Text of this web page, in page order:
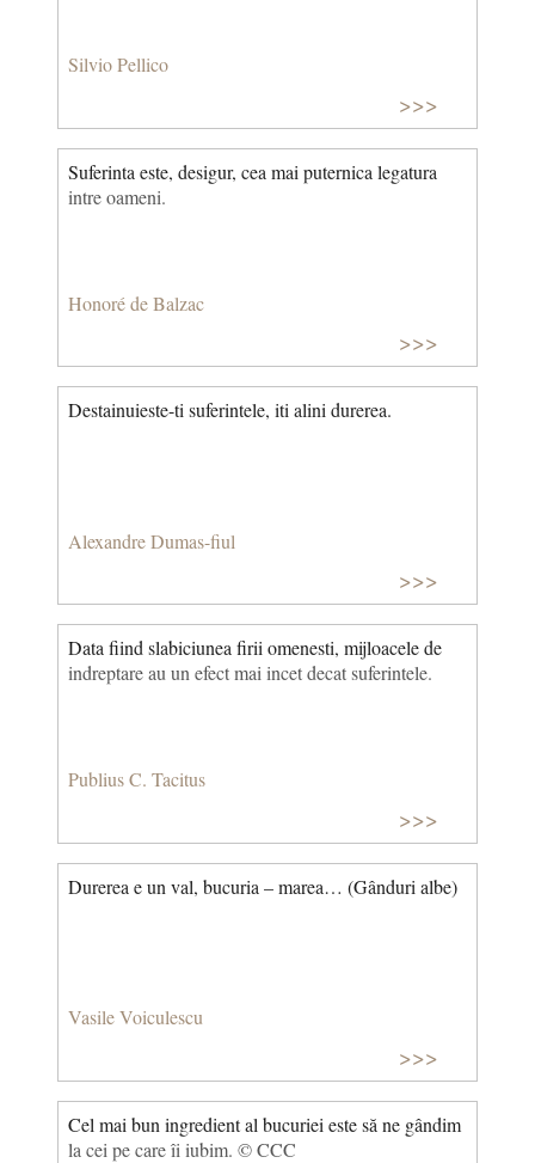
Silvio Pellico
>>>
Suferinta este, desigur, cea mai puternica legatura
intre oameni.
Honoré de Balzac
>>>
Destainuieste-ti suferintele, iti alini durerea.
Alexandre Dumas-fiul
>>>
Data fiind slabiciunea firii omenesti, mijloacele de
indreptare au un efect mai incet decat suferintele.
Publius C. Tacitus
>>>
Durerea e un val, bucuria – marea… (Gânduri albe)
Vasile Voiculescu
>>>
Cel mai bun ingredient al bucuriei este să ne gândim
la cei pe care îi iubim. © CCC